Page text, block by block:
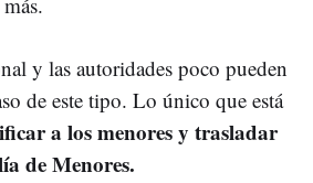
y las autoridades poco pueden
de este tipo. Lo único que está
a los menores y trasladar
de Menores.